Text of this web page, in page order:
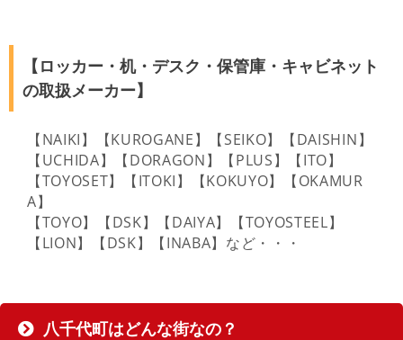
【ロッカー・机・デスク・保管庫・キャビネット
の取扱メーカー】
【NAIKI】【KUROGANE】【SEIKO】【DAISHIN】
【UCHIDA】【DORAGON】【PLUS】【ITO】
【TOYOSET】【ITOKI】【KOKUYO】【OKAMUR
A】
【TOYO】【DSK】【DAIYA】【TOYOSTEEL】
【LION】【DSK】【INABA】など・・・
八千代町はどんな街なの？